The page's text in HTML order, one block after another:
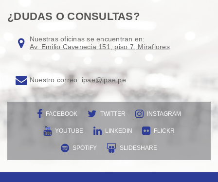
¿DUDAS O CONSULTAS?
Nuestras oficinas se encuentran en:
Av. Emilio Cavenecia 151, piso 7, Miraflores
Nuestro correo: ipae@ipae.pe
FACEBOOK TWITTER INSTAGRAM
YOUTUBE LINKEDIN FLICKR
SPOTIFY SLIDESHARE